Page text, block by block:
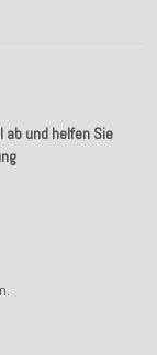
ab und helfen Sie